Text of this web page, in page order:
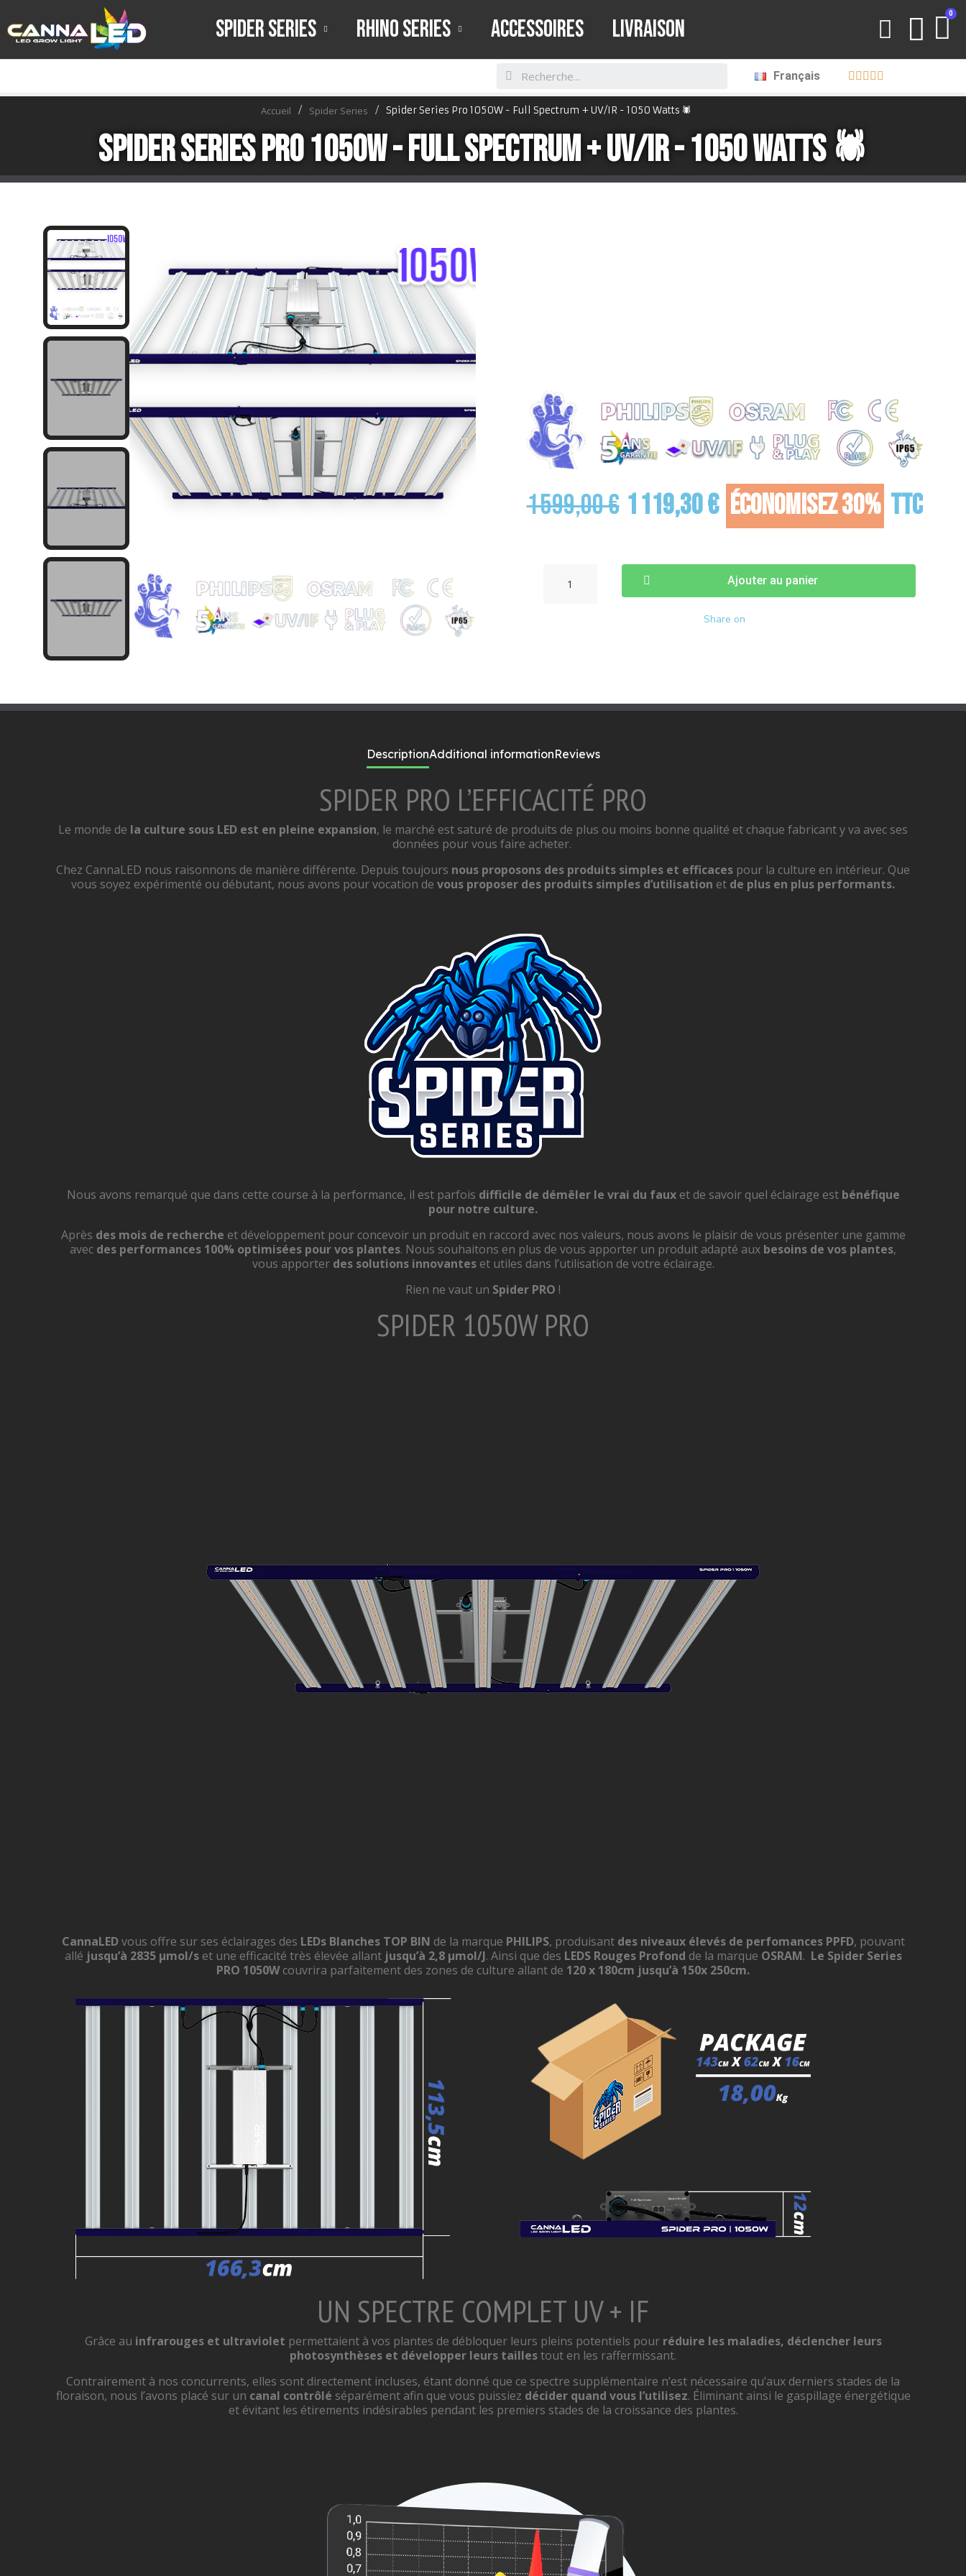
SPIDER SERIES RHINO SERIES ACCESSOIRES LIVRAISON
Français     
Accueil Spider Series Spider Series Pro 1050W - Full Spectrum + UV/IR - 1050 Watts 🕷️
Spider Series Pro 1050W - Full Spectrum + UV/IR - 1050 Watts 🕷️
1 599,00 € 1 119,30 € Économisez 30% TTC
Ajouter au panier
Share on
DescriptionAdditional informationReviews
SPIDER PRO L’EFFICACITÉ PRO
Le monde de la culture sous LED est en pleine expansion, le marché est saturé de produits de plus ou moins bonne qualité et chaque fabricant y va avec ses
données pour vous faire acheter.
Chez CannaLED nous raisonnons de manière différente. Depuis toujours nous proposons des produits simples et efficaces pour la culture en intérieur. Que
vous soyez expérimenté ou débutant, nous avons pour vocation de vous proposer des produits simples d’utilisation et de plus en plus performants.
Nous avons remarqué que dans cette course à la performance, il est parfois difficile de démêler le vrai du fauxet de savoir quel éclairage est bénéfique
pour notre culture.
Après des mois de recherche et développement pour concevoir un produit en raccord avec nos valeurs, nous avons le plaisir de vous présenter une gamme
avec des performances 100% optimisées pour vos plantes. Nous souhaitons en plus de vous apporter un produit adapté aux besoins de vos plantes,
vous apporter des solutions innovanteset utiles dans l’utilisation de votre éclairage.
Rien ne vaut un Spider PRO !
SPIDER 1050W PRO
CannaLEDvous offre sur ses éclairages des LEDs Blanches TOP BIN de la marque PHILIPS, produisant des niveaux élevés de perfomances PPFD, pouvant
allé jusqu’à 2835 µmol/set une efficacité très élevée allant jusqu’à 2,8 µmol/J. Ainsi que des LEDS Rouges Profond de la marque OSRAM. Le Spider Series
PRO 1050Wcouvrira parfaitement des zones de culture allant de 120 x 180cm jusqu’à 150x 250cm.
UN SPECTRE COMPLET UV + IF
Grâce au infrarouges et ultraviolet permettaient à vos plantes de débloquer leurs pleins potentiels pour réduire les maladies, déclencher leurs
photosynthèses et développer leurs taillestout en les raffermissant.
Contrairement à nos concurrents, elles sont directement incluses, étant donné que ce spectre supplémentaire n’est nécessaire qu’aux derniers stades de la
floraison, nous l’avons placé sur un canal contrôlé séparément afin que vous puissiez décider quand vous l’utilisez. Éliminant ainsi le gaspillage énergétique
et évitant les étirements indésirables pendant les premiers stades de la croissance des plantes.